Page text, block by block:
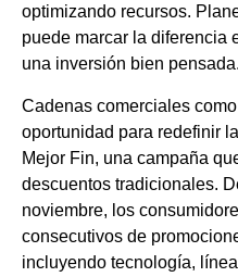
optimizando recursos.
puede marcar la diferencia
una inversión bien pensada.
Cadenas comerciales
oportunidad para redefinir
Mejor Fin, una campaña
descuentos tradicionales.
noviembre, los
consecutivos de
incluyendo tecnología,